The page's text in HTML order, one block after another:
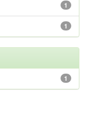
1
1
1